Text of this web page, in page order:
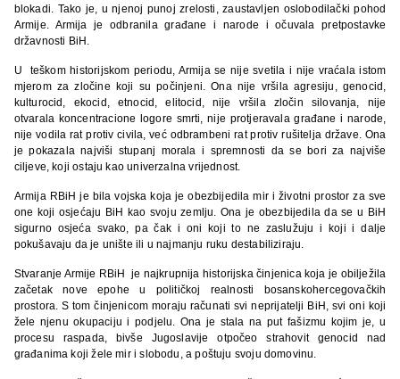
blokadi. Tako je, u njenoj punoj zrelosti, zaustavljen oslobodilački pohod
Armije. Armija je odbranila građane i narode i očuvala pretpostavke
državnosti BiH.
U teškom historijskom periodu, Armija se nije svetila i nije vraćala istom
mjerom za zločine koji su počinjeni. Ona nije vršila agresiju, genocid,
kulturocid, ekocid, etnocid, elitocid, nije vršila zločin silovanja, nije
otvarala koncentracione logore smrti, nije protjeravala građane i narode,
nije vodila rat protiv civila, već odbrambeni rat protiv rušitelja države. Ona
je pokazala najviši stupanj morala i spremnosti da se bori za najviše
ciljeve, koji ostaju kao univerzalna vrijednost.
Armija RBiH je bila vojska koja je obezbijedila mir i životni prostor za sve
one koji osjećaju BiH kao svoju zemlju. Ona je obezbijedila da se u BiH
sigurno osjeća svako, pa čak i oni koji to ne zaslužuju i koji i dalje
pokušavaju da je unište ili u najmanju ruku destabiliziraju.
Stvaranje Armije RBiH je najkrupnija historijska činjenica koja je obilježila
začetak nove epohe u političkoj realnosti bosanskohercegovačkih
prostora. S tom činjenicom moraju računati svi neprijatelji BiH, svi oni koji
žele njenu okupaciju i podjelu. Ona je stala na put fašizmu kojim je, u
procesu raspada, bivše Jugoslavije otpočeo strahovit genocid nad
građanima koji žele mir i slobodu, a poštuju svoju domovinu.